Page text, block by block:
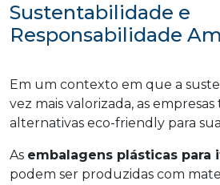
Sustentabilidade e
Responsabilidade
Em um contexto em que a
vez mais valorizada, as
alternativas eco-friendly para
As embalagens plásticas para
podem ser produzidas com